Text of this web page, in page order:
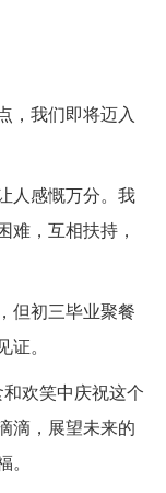
，我们即将迈入
人感慨万分。我
难，互相扶持，
但初三毕业聚餐
。
欢笑中庆祝这个
滴，展望未来的